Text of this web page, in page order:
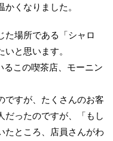
くなりました。
場所である「シャロ
と思います。
この喫茶店、モーニン
すが、たくさんのお客
だったのですが、「もし
たところ、店員さんがわ